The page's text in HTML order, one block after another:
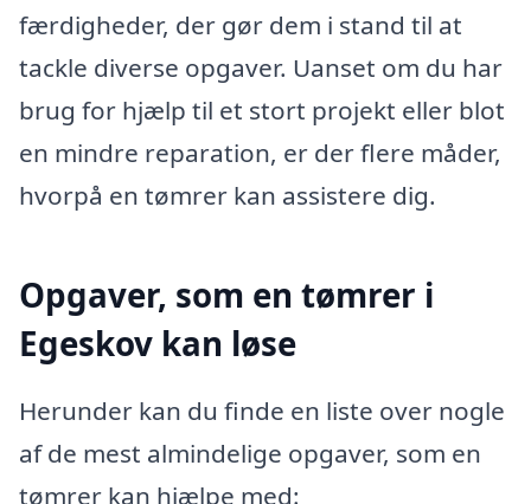
færdigheder, der gør dem i stand til at
tackle diverse opgaver. Uanset om du har
brug for hjælp til et stort projekt eller blot
en mindre reparation, er der flere måder,
hvorpå en tømrer kan assistere dig.
Opgaver, som en tømrer i
Egeskov kan løse
Herunder kan du finde en liste over nogle
af de mest almindelige opgaver, som en
tømrer kan hjælpe med: